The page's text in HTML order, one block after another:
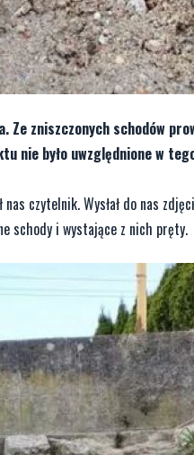
zniszczonych schodów
nie było uwzględnione w
czytelnik. Wysłał do nas
schody i wystające z nich pręty.